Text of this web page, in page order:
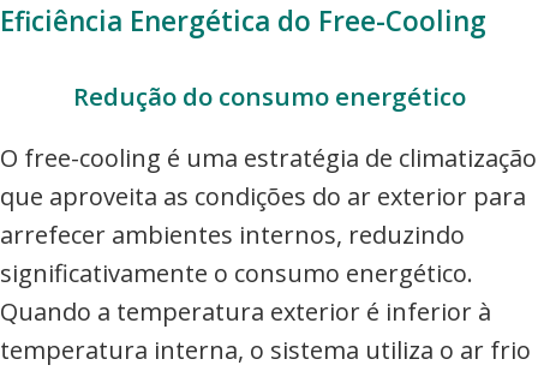
Eficiência Energética do Free-Cooling
Redução do consumo energético
O free-cooling é uma estratégia de climatização
que aproveita as condições do ar exterior para
arrefecer ambientes internos, reduzindo
significativamente o consumo energético.
Quando a temperatura exterior é inferior à
temperatura interna, o sistema utiliza o ar frio